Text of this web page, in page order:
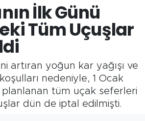
İlk Günü
Tüm Uçuşlar
artıran yoğun kar yağışı ve
nedeniyle, 1 Ocak
tüm uçak seferleri
dün de iptal edilmişti.
Yoğunluk Haritası
Durumu ve Fikstür